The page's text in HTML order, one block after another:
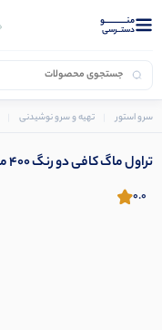
منــــــــــــو
دستــرسی
سرو استور تهیه و سرو نوشیدنی
تراول ماگ کافی دو رنگ 400 میل
0.0